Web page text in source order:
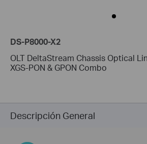
DS-P8000-X2
OLT DeltaStream Chassis Optical
XGS-PON & GPON Combo
Descripción General